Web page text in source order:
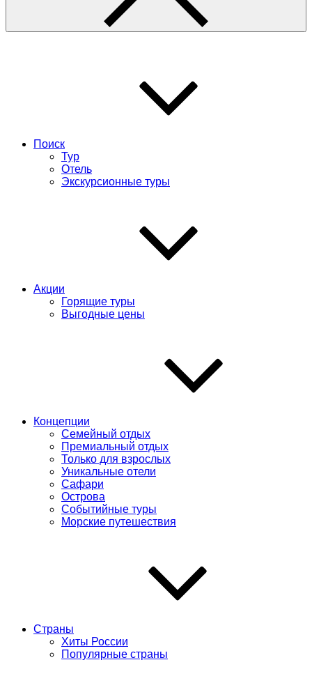
Поиск
Тур
Отель
Экскурсионные туры
Акции
Горящие туры
Выгодные цены
Концепции
Семейный отдых
Премиальный отдых
Только для взрослых
Уникальные отели
Сафари
Острова
Событийные туры
Морские путешествия
Страны
Хиты России
Популярные страны